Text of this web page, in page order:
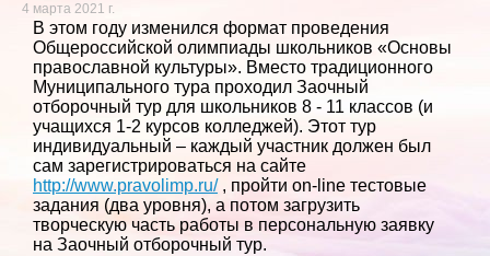
4 марта 2021 г.
В этом году изменился формат проведения
Общероссийской олимпиады школьников «Основы
православной культуры». Вместо традиционного
Муниципального тура проходил Заочный
отборочный тур для школьников 8 - 11 классов (и
учащихся 1-2 курсов колледжей). Этот тур
индивидуальный – каждый участник должен был
сам зарегистрироваться на сайте
http://www.pravolimp.ru/ , пройти on-line тестовые
задания (два уровня), а потом загрузить
творческую часть работы в персональную заявку
на Заочный отборочный тур.